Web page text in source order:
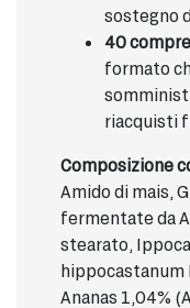
sostegno
40
formato
riacquisti
Composizione
Amido di mais,
fermentate da
stearato,
hippocastanum
Ananas 1,04%